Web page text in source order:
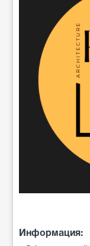
Информация: